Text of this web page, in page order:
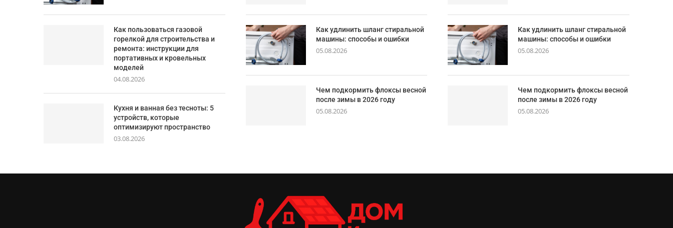
Как пользоваться газовой
горелкой для строительства и
ремонта: инструкции для
портативных и кровельных
моделей
04.08.2026
Кухня и ванная без тесноты: 5
устройств, которые
оптимизируют пространство
03.08.2026
Как удлинить шланг стиральной
машины: способы и ошибки
05.08.2026
Чем подкормить флоксы весной
после зимы в 2026 году
05.08.2026
Как удлинить шланг стиральной
машины: способы и ошибки
05.08.2026
Чем подкормить флоксы весной
после зимы в 2026 году
05.08.2026